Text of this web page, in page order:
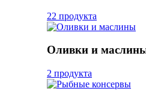
22 продукта
Оливки и
2 продукта